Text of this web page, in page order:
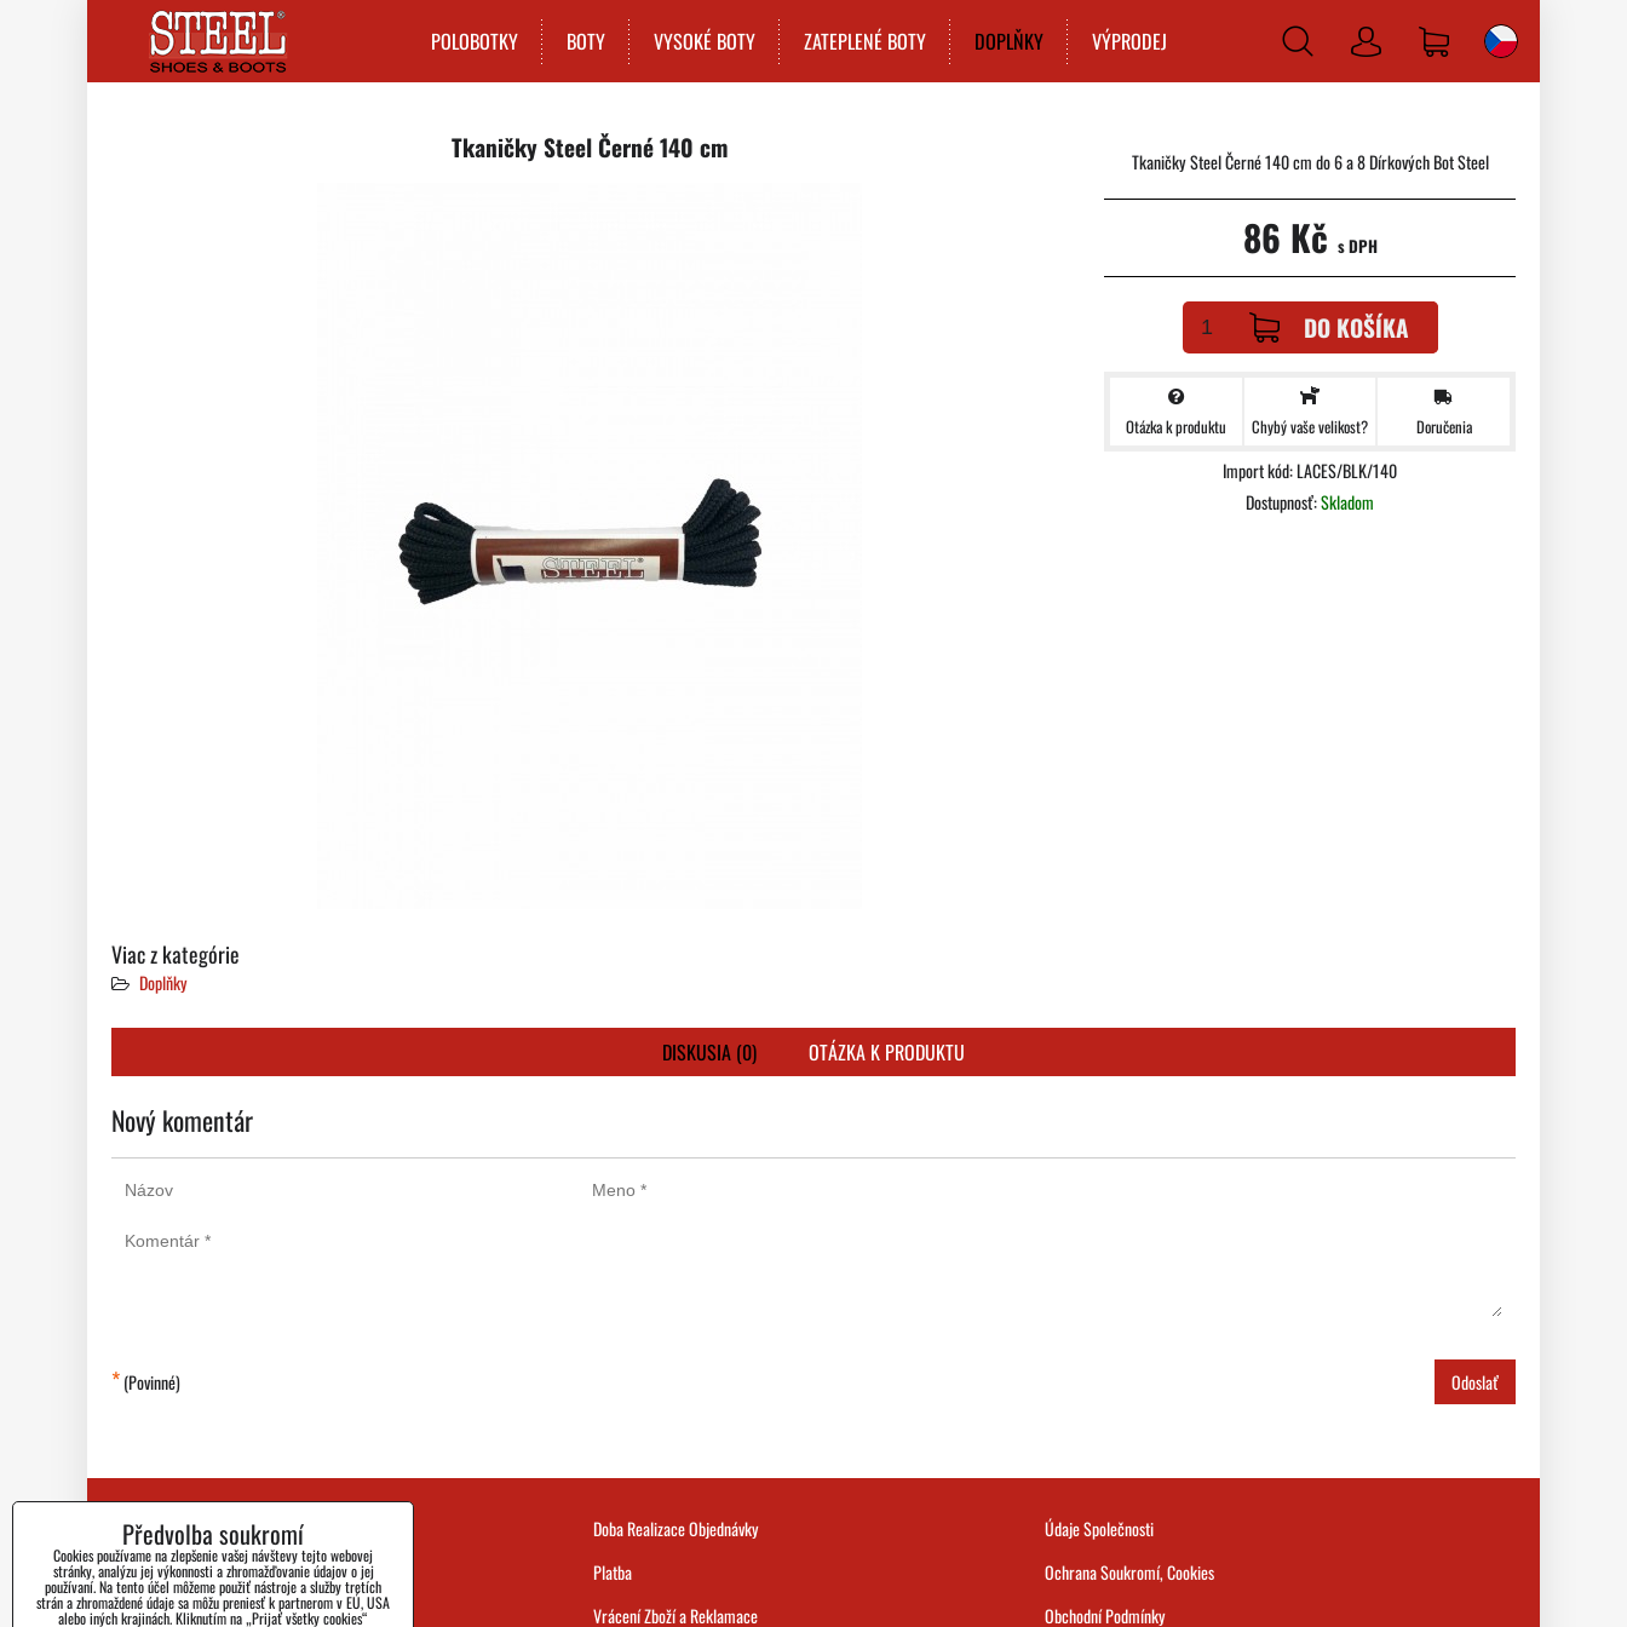
POLOBOTKY BOTY VYSOKÉ BOTY ZATEPLENÉ BOTY DOPLŇKY VÝPRODEJ
Prihlásiť
Tkaničky Steel Černé 140 cm Tkaničky Steel Černé 140 cm do 6 a 8 Dírkových Bot Steel
86 Kč s DPH
DO KOŠÍKA
Otázka k produktu Chybý vaše velikost? Doručenia
Import kód: LACES/BLK/140
Dostupnosť:Skladom
Viac z kategórie
Doplňky
DISKUSIA (0) OTÁZKA K PRODUKTU
Nový komentár
*(Povinné) Odoslať
Kontakt
Blog
Nejčastejší Dotazy
Doba Realizace Objednávky
Platba
Vrácení Zboží a Reklamace
Údaje Společnosti
Ochrana Soukromí, Cookies
Obchodní Podmínky
Předvolba soukromí
Cookies používame na zlepšenie vašej návštevy tejto webovej
stránky, analýzu jej výkonnosti a zhromažďovanie údajov o jej
používaní. Na tento účel môžeme použiť nástroje a služby tretích
strán a zhromaždené údaje sa môžu preniesť k partnerom v EÚ, USA
alebo iných krajinách. Kliknutím na „Prijať všetky cookies“